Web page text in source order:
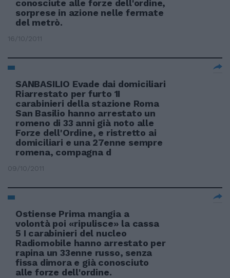
conosciute alle forze dell'ordine,
sorprese in azione nelle fermate
del metrò.
16/10/2011
SANBASILIO Evade dai domiciliari
Riarrestato per furto 1I
carabinieri della stazione Roma
San Basilio hanno arrestato un
romeno di 33 anni già noto alle
Forze dell'Ordine, e ristretto ai
domiciliari e una 27enne sempre
romena, compagna d
09/10/2011
Ostiense Prima mangia a
volontà poi «ripulisce» la cassa
5 I carabinieri del nucleo
Radiomobile hanno arrestato per
rapina un 33enne russo, senza
fissa dimora e già conosciuto
alle forze dell'ordine.